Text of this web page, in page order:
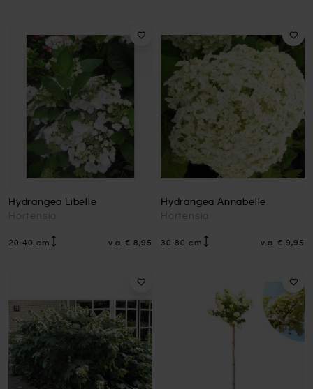
Hydrangea Libelle
Hortensia
20-40 cm v.a. € 8,95
Hydrangea Annabelle
Hortensia
30-80 cm v.a. € 9,95